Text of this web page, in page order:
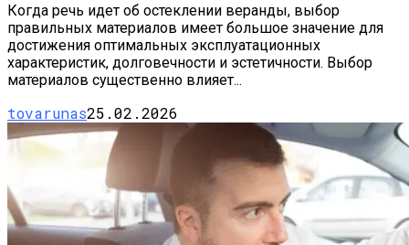
Когда речь идет об остеклении веранды, выбор
правильных материалов имеет большое значение для
достижения оптимальных эксплуатационных
характеристик, долговечности и эстетичности. Выбор
материалов существенно влияет...
tovarunas25.02.2026